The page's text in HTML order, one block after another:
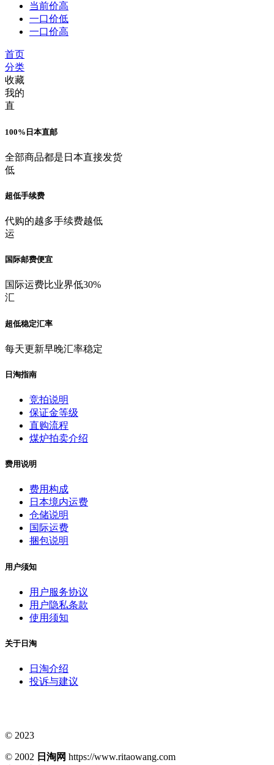
当前价高
一口价低
一口价高
首页
分类
收藏
我的
直
100%日本直邮
全部商品都是日本直接发货
低
超低手续费
代购的越多手续费越低
运
国际邮费便宜
国际运费比业界低30%
汇
超低稳定汇率
每天更新早晚汇率稳定
日淘指南
竞拍说明
保证金等级
直购流程
煤炉拍卖介绍
费用说明
费用构成
日本境内运费
仓储说明
国际运费
捆包说明
用户须知
用户服务协议
用户隐私条款
使用须知
关于日淘
日淘介绍
投诉与建议
© 2023
© 2002 日淘网 https://www.ritaowang.com